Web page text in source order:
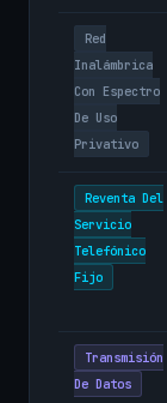
Red
Inalámbrica
Con Espectro
De Uso
Privativo
Reventa Del
Servicio
Telefónico
Fijo
Transmisión
De Datos